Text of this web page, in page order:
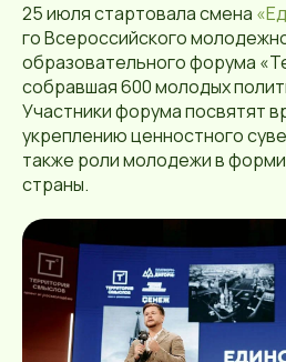
25 июля стартовала смена
го Всероссийского
образовательного форума
собравшая 600 молодых
Участники форума посвятят
укреплению ценностного
также роли молодежи в
страны.